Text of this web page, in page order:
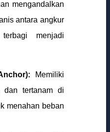
mengandalkan
antara angkur
menjadi
Memiliki
dan tertanam di
menahan beban